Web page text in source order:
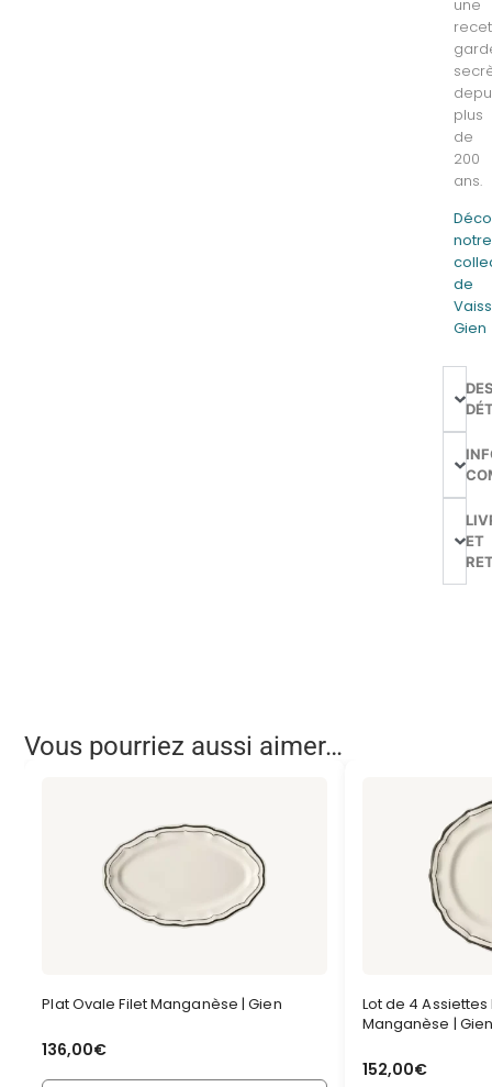
une
plus
de
200
ans.
notre
de
Gien
ET
Vous pourriez aussi aimer…
Plat Ovale Filet Manganèse | Gien
136,00€
Lot de 4 Assiettes
Manganèse |
152,00€